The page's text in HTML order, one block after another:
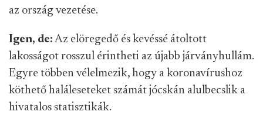
az ország vezetése.
Igen, de: Az elöregedő és kevéssé átoltott
lakosságot rosszul érintheti az újabb járványhullám.
Egyre többen vélelmezik, hogy a koronavírushoz
köthető haláleseteket számát jócskán alulbecslik a
hivatalos statisztikák.